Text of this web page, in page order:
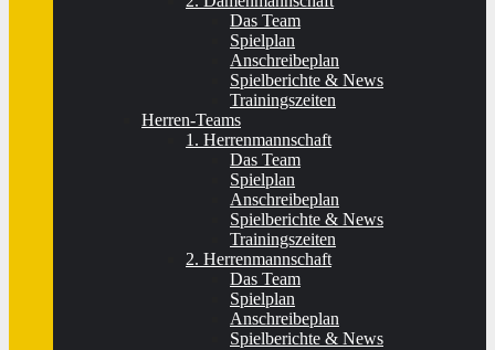
Das Team
Spielplan
Anschreibeplan
Spielberichte & News
Trainingszeiten
Herren-Teams
1. Herrenmannschaft
Das Team
Spielplan
Anschreibeplan
Spielberichte & News
Trainingszeiten
2. Herrenmannschaft
Das Team
Spielplan
Anschreibeplan
Spielberichte & News